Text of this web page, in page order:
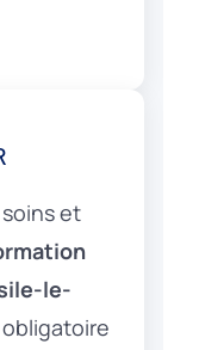
et
le-